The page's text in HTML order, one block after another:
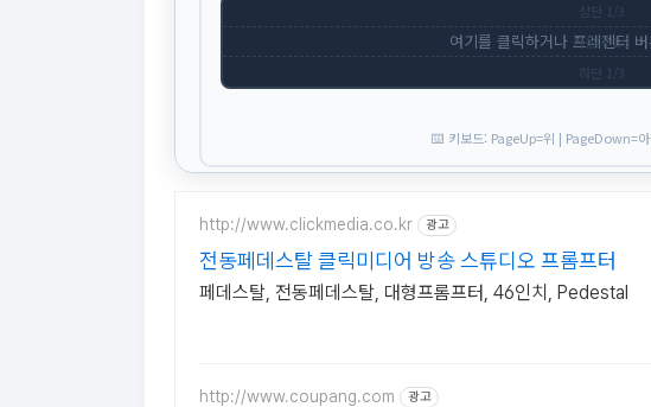
여기를 클릭하거나 프레젠터
상단 1/3
가운데 1/3
하단 1/3
⌨️ 키보드: PageUp=위 | PageDown=
http://www.clickmedia.co.kr 광고
전동페데스탈 클릭미디어 방송 스튜디오 프롬프터
페데스탈, 전동페데스탈, 대형프롬프터, 46인치, Pedestal
http://www.coupang.com 광고